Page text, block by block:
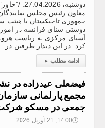
دوشنبه،
معاون رئیس مجلس
جمهوری تاجیکستان با هیئت
دوستی سنای فرانسه در
آسیای مرکزی به ریاست
کرد. در این دیدار طرفین در
ادامه مطلب ▸
فیضعلی عیدزاده در
مجمع پارلمانی
جمعی در مسکو
🕔14:00, 21.آوریل 2026